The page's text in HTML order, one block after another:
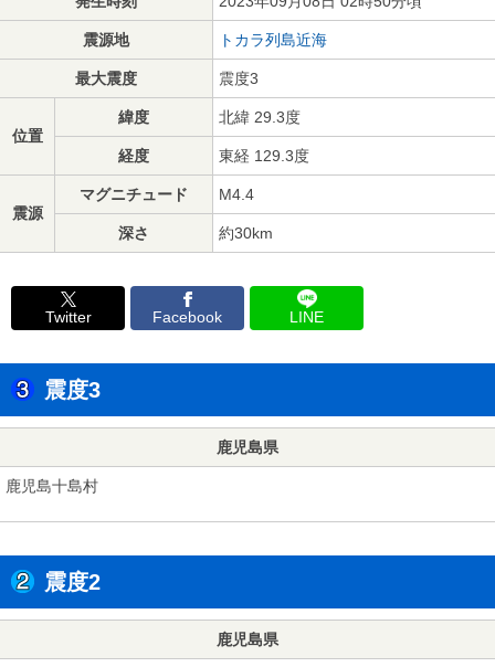
震源地 トカラ列島近海
最大震度 震度3
位置
緯度 北緯 29.3度
経度 東経 129.3度
震源
マグニチュード M4.4
深さ 約30km
Twitter Facebook LINE
震度3
鹿児島県
鹿児島十島村
震度2
鹿児島県